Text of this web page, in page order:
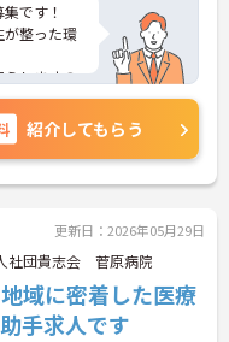
です！
整った環
えしますの
紹介してもらう
更新日：2026年05月29日
社団貴志会 菅原病院
域に密着した医療
手求人です